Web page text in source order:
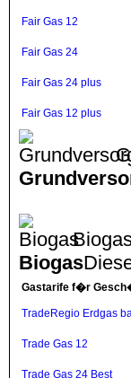
Fair Gas 12
Fair Gas 24
Fair Gas 24 plus
Fair Gas 12 plus
Biogas
Gastarife f�r
TradeRegio Erdgas
Trade Gas 12
Trade Gas 24 Best